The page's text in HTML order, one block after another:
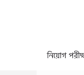
নিয়োগ